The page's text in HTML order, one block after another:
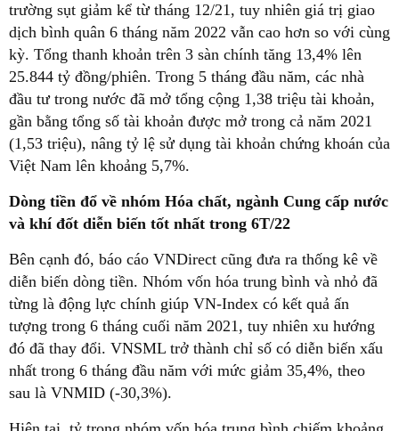
trường sụt giảm kể từ tháng 12/21, tuy nhiên giá trị giao
dịch bình quân 6 tháng năm 2022 vẫn cao hơn so với cùng
kỳ. Tổng thanh khoản trên 3 sàn chính tăng 13,4% lên
25.844 tỷ đồng/phiên. Trong 5 tháng đầu năm, các nhà
đầu tư trong nước đã mở tổng cộng 1,38 triệu tài khoản,
gần bằng tổng số tài khoản được mở trong cả năm 2021
(1,53 triệu), nâng tỷ lệ sử dụng tài khoản chứng khoán của
Việt Nam lên khoảng 5,7%.
Dòng tiền đổ về nhóm Hóa chất, ngành Cung cấp nước
và khí đốt diễn biến tốt nhất trong 6T/22
Bên cạnh đó, báo cáo VNDirect cũng đưa ra thống kê về
diễn biến dòng tiền. Nhóm vốn hóa trung bình và nhỏ đã
từng là động lực chính giúp VN-Index có kết quả ấn
tượng trong 6 tháng cuối năm 2021, tuy nhiên xu hướng
đó đã thay đổi. VNSML trở thành chỉ số có diễn biến xấu
nhất trong 6 tháng đầu năm với mức giảm 35,4%, theo
sau là VNMID (-30,3%).